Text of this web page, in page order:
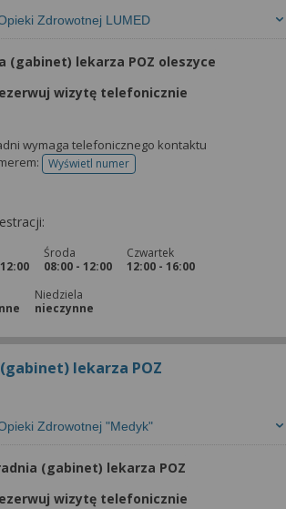
Zdrowotnej LUMED
(gabinet) lekarza POZ oleszyce
wizytę telefonicznie
wymaga telefonicznego kontaktu
Wyświetl numertelefonu do rejestracji
Środa
08:00 - 12:00
Czwartek
12:00 - 16:00
Niedziela
nieczynne
lekarza POZ
Zdrowotnej "Medyk"
(gabinet) lekarza POZ
wizytę telefonicznie